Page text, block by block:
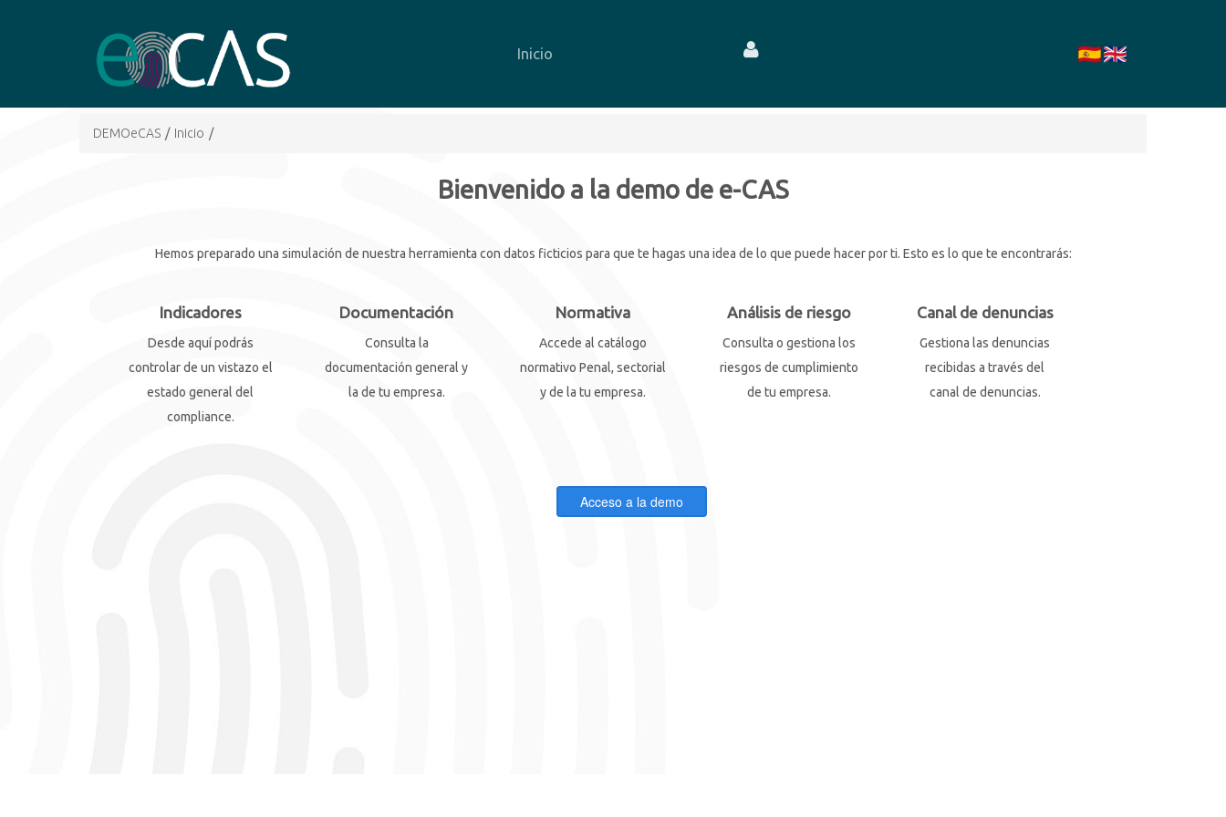
Inicio
DEMOeCAS / Inicio /
Bienvenido a la demo de e-CAS
Hemos preparado una simulación de nuestra herramienta con datos ficticios para que te hagas una idea de lo que puede hacer por ti. Esto es lo que te encontrarás:
Indicadores
Desde aquí podrás
controlar de un vistazo el
estado general del
compliance.
Documentación
Consulta la
documentación general y
la de tu empresa.
Normativa
Accede al catálogo
normativo Penal, sectorial
y de la tu empresa.
Análisis de riesgo
Consulta o gestiona los
riesgos de cumplimiento
de tu empresa.
Canal de denuncias
Gestiona las denuncias
recibidas a través del
canal de denuncias.